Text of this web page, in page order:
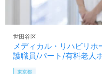
メディカル・リハビリ
護職員/パート/有料老人
世田谷区
東京都